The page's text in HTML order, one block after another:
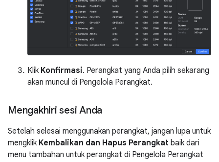
Klik Konfirmasi. Perangkat yang Anda pilih sekarang
akan muncul di Pengelola Perangkat.
Mengakhiri sesi Anda
Setelah selesai menggunakan perangkat, jangan lupa untuk
mengklik Kembalikan dan Hapus Perangkat baik dari
menu tambahan untuk perangkat di Pengelola Perangkat